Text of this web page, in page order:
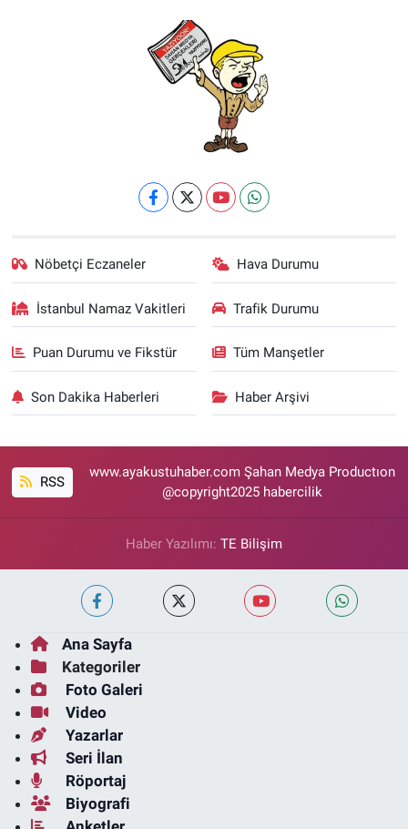
Nöbetçi Eczaneler Hava Durumu
İstanbul Namaz Vakitleri Trafik Durumu
Puan Durumu ve Fikstür Tüm Manşetler
Son Dakika Haberleri Haber Arşivi
RSS
www.ayakustuhaber.com Şahan Medya Productıon
@copyright2025 habercilik
Haber Yazılımı: TE Bilişim
Ana Sayfa
Kategoriler
Foto Galeri
Video
Yazarlar
Seri İlan
Röportaj
Biyografi